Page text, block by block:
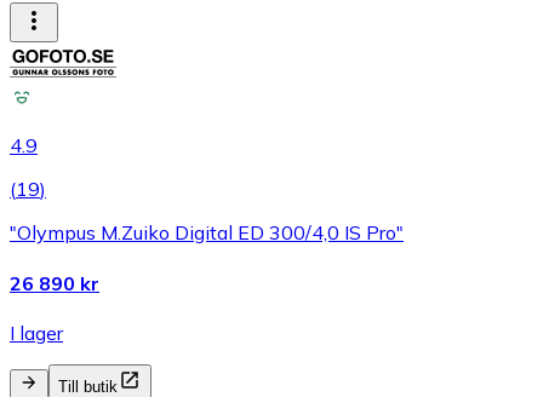
4.9
(19)
"Olympus M.Zuiko Digital ED 300/4,0 IS Pro"
26 890 kr
I lager
Till butik